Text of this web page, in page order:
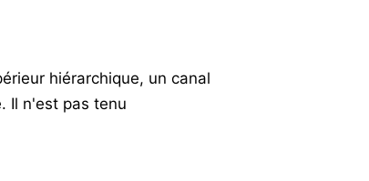
hiérarchique, un canal
Il n'est pas tenu